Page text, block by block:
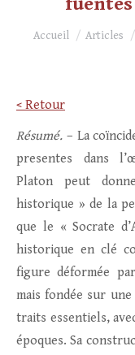
Vous êtes ici :
Accueil Articles
< Retour
Résumé. – La
presentes dans
Platon peut
historique » de la
que le « Socrate
historique en clé
figure déformée
mais fondée sur
traits essentiels,
époques. Sa